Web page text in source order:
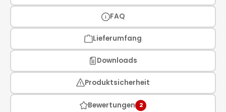
FAQ
Lieferumfang
Downloads
Produktsicherheit
Bewertungen 2